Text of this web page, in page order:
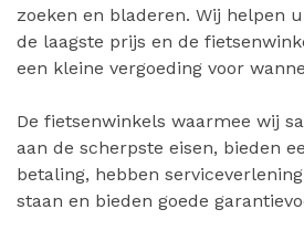
zoeken en bladeren. Wij helpen
de laagste prijs en de
een kleine vergoeding voor
De fietsenwinkels waarmee wij
aan de scherpste eisen, bieden
betaling, hebben
staan en bieden goede